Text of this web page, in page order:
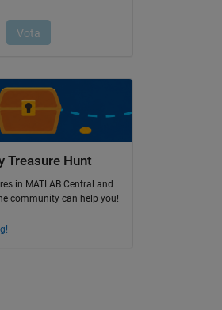
Treasure Hunt
in MATLAB Central and
community can help you!